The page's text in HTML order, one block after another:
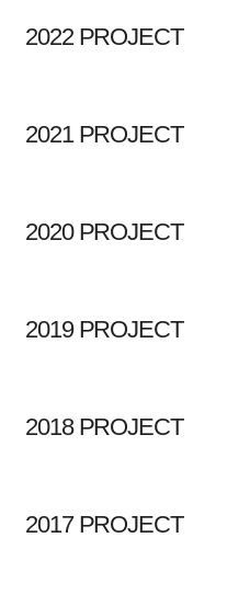
2022 PROJECT
2021 PROJECT
2020 PROJECT
2019 PROJECT
2018 PROJECT
2017 PROJECT